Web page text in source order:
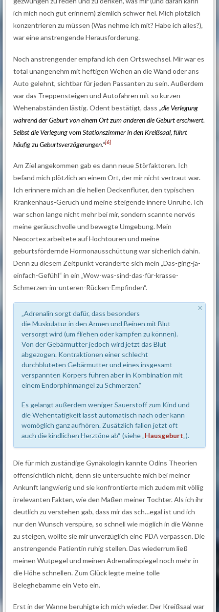
ich mich noch gut erinnern) ziemlich schwer fiel. Mich plötzlich
konzentrieren zu müssen (Was nehme ich mit? Habe ich alles?),
war eine anstrengende Herausforderung.
Noch anstrengender empfand ich den Ortswechsel. Mir war es
total unangenehm mit heftigen Wehen an die Wand oder ans
Auto gelehnt, sichtbar für jeden Passanten zu sein. Außerdem
war das Treppensteigen und Autofahren mit so kurzen
Wehenabständen lästig. Odent bestätigt, dass „die Verlegung
während der Geburt von einem Ort zum anderen die Geburt erschwert.
Selbst die Verlegung vom Stationszimmer in den Kreißsaal, führt
häufig zu Geburtsverzögerungen.“[6]
Am Ziel angekommen gab es dann neue Störfaktoren. Ich
befand mich plötzlich an einem Ort, der mir nicht vertraut war.
Ich erinnere mich an die hellen Deckenfluter, den typischen
Krankenhaus-Geruch und meine steigende innere Unruhe. Ich
war schon lange nicht mehr bei mir, sondern scannte nervös
meine geräuschvolle und bewegte Umgebung. Mein
Neocortex arbeitete auf Hochtouren und meine
geburtsfördernde Hormonausschüttung war sicherlich dahin.
Denn zu diesem Zeitpunkt veränderte sich mein „Das-ging-ja-
einfach-Gefühl“ in ein „Wow-was-sind-das-für-krasse-
Schmerzen-im-unteren-Rücken-Empfinden“.
×
„Adrenalin sorgt dafür, dass besonders
die Muskulatur in den Armen und Beinen mit Blut
versorgt wird (um fliehen oder kämpfen zu können).
Von der Gebärmutter jedoch wird jetzt das Blut
abgezogen. Kontraktionen einer schlecht
durchbluteten Gebärmutter und eines insgesamt
verspannten Körpers führen aber in Kombination mit
einem Endorphinmangel zu Schmerzen.“
Es gelangt außerdem weniger Sauerstoff zum Kind und
die Wehentätigkeit lässt automatisch nach oder kann
womöglich ganz aufhören. Zusätzlich fallen jetzt oft
auch die kindlichen Herztöne ab“ (siehe „Hausgeburt„).
Die für mich zuständige Gynäkologin kannte Odins Theorien
offensichtlich nicht, denn sie untersuchte mich bei meiner
Ankunft langwierig und sie konfrontierte mich zudem mit völlig
irrelevanten Fakten, wie den Maßen meiner Tochter. Als ich ihr
deutlich zu verstehen gab, dass mir das sch…egal ist und ich
nur den Wunsch verspüre, so schnell wie möglich in die Wanne
zu steigen, wollte sie mir unverzüglich eine PDA verpassen. Die
anstrengende Patientin ruhig stellen. Das wiederrum ließ
meinen Wutpegel und meinen Adrenalinspiegel noch mehr in
die Höhe schnellen. Zum Glück legte meine tolle
Beleghebamme ein Veto ein.
Erst in der Wanne beruhigte ich mich wieder. Der Kreißsaal war